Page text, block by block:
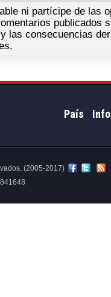
ni partícipe de las
publicados
las consecuencias
País
(2005-2017)